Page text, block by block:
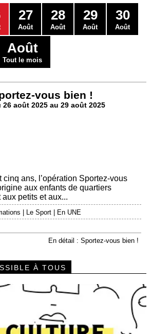
27
Août
28
Août
29
Août
30
Août
Août
Tout le mois
vous bien !
26 août 2025 au 29 août 2025
cinq ans, l’opération Sportez-vous
aux enfants de quartiers
petits et aux...
| Le Sport | En UNE
En détail : Sportez-vous bien !
À TOUS